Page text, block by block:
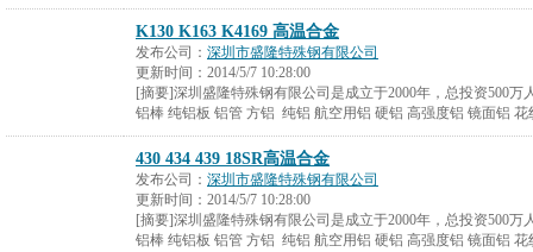
K130 K163 K4169 高温合金
发布公司： 深圳市盛隆特殊钢有限公司
更新时间： 2014/5/7 10:28:00
[摘要]深圳盛隆特殊钢有限公司是成立于2000年，总投资500万
铝棒 纯铝板 铝管 方铝 纯铝 航空用铝 硬铝 高强度铝 镜面铝 花
430 434 439 18SR高温合金
发布公司： 深圳市盛隆特殊钢有限公司
更新时间： 2014/5/7 10:28:00
[摘要]深圳盛隆特殊钢有限公司是成立于2000年，总投资500万
铝棒 纯铝板 铝管 方铝 纯铝 航空用铝 硬铝 高强度铝 镜面铝 花